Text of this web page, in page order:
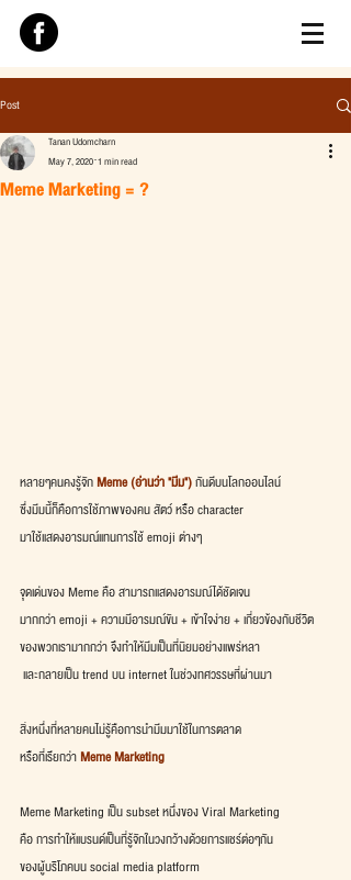
Post
Meme Marketing = ?
Tanan Udomcharn
May 7, 2020 1 min read
หลายๆคนคงรู้จัก Meme (อ่านว่า "มีม") กันดีบนโลกออนไลน์
ซึ่งมีมนี้ก็คือการใช้ภาพของคน สัตว์ หรือ character
มาใช้แสดงอารมณ์แทนการใช้ emoji ต่างๆ
จุดเด่นของ Meme คือ สามารถแสดงอารมณ์ได้ชัดเจน
มากกว่า emoji + ความมีอารมณ์ขัน + เข้าใจง่าย + เกี่ยวข้องกับชีวิต
ของพวกเรามากกว่า จึงทำให้มีมเป็นที่นิยมอย่างแพร่หลา
และกลายเป็น trend บน internet ในช่วงทศวรรษที่ผ่านมา
สิ่งหนึ่งที่หลายคนไม่รู้คือการนำมีมมาใช้ในการตลาด
หรือที่เรียกว่า Meme Marketing
Meme Marketing เป็น subset หนึ่งของ Viral Marketing
คือ การทำให้แบรนด์เป็นที่รู้จักในวงกว้างด้วยการแชร์ต่อๆกัน
ของผู้บริโภคบน social media platform